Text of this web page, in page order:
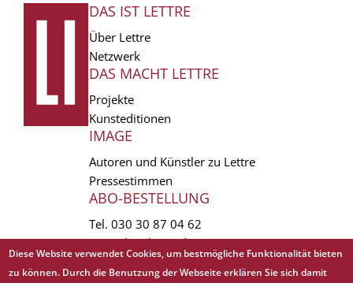
FUSSZEILE
DAS IST LETTRE
Über Lettre
Netzwerk
DAS MACHT LETTRE
Projekte
Kunsteditionen
IMAGE
Autoren und Künstler zu Lettre
Pressestimmen
ABO-BESTELLUNG
Tel. 030 30 87 04 62
vertrieb(at)lettre.de
Diese Website verwendet Cookies, um bestmögliche Funktionalität bieten
zu können. Durch die Benutzung der Webseite erklären Sie sich damit